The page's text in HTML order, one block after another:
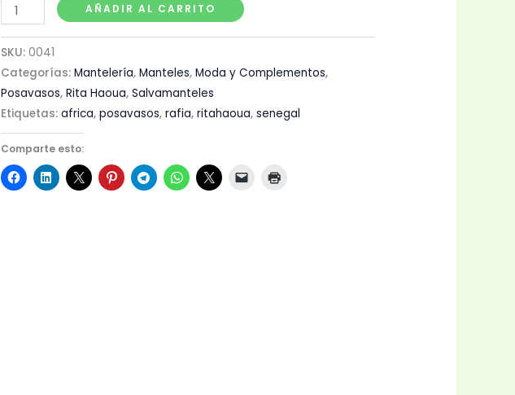
AÑADIR AL CARRITO
SKU: 0041
Categorías: Mantelería, Manteles, Moda y Complementos,
Posavasos, Rita Haoua, Salvamanteles
Etiquetas: africa, posavasos, rafia, ritahaoua, senegal
Comparte esto: